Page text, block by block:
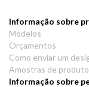
Informação sobre
Modelos
Orçamentos
Como enviar um
Amostras de
Informação sobre